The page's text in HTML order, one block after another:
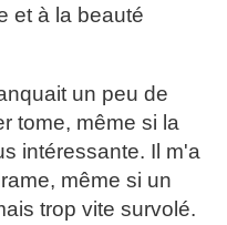
et à la beauté
un peu de
tome, même si la
intéressante. Il m'a
même si un
trop vite survolé.